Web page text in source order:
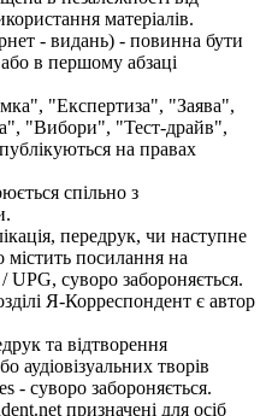
матеріалів.
- видань) - повинна бути
в першому абзаці
"Експертиза", "Заява",
"Вибори", "Тест-драйв",
на правах
спільно з
передрук, чи наступне
посилання на
UPG, суворо забороняється.
Я-Корреспондент є автор
та відтворення
аудіовізуальних творів
- суворо забороняється.
призначені для осіб